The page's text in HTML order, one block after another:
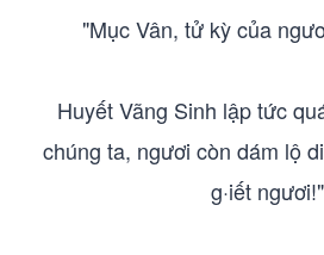
"Mục Vân, tử kỳ của
Huyết Vãng Sinh lập tức
chúng ta, ngươi còn dám lộ
g·iết ngươi!"